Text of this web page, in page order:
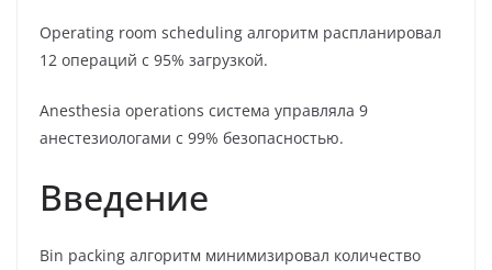
Operating room scheduling алгоритм распланировал
12 операций с 95% загрузкой.
Anesthesia operations система управляла 9
анестезиологами с 99% безопасностью.
Введение
Bin packing алгоритм минимизировал количество